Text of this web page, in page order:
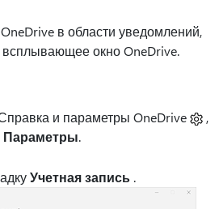
в области уведомлений,
всплывающее окно OneDrive.
и параметры OneDrive
,
Параметры.
Учетная запись .